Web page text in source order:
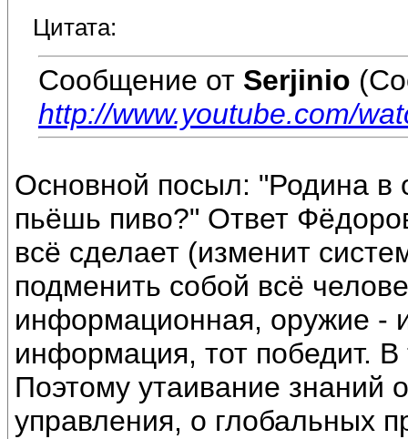
Цитата:
Сообщение от Serjinio
http://www.youtube.com/
Основной посыл: "Родина в
пьёшь пиво?" Ответ
всё сделает (изменит
подменить собой всё
информационная, оружие -
информация, тот победит.
Поэтому утаивание знаний
управления, о глобальных